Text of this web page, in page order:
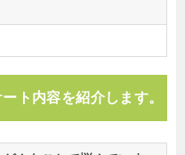
ト内容を紹介します。